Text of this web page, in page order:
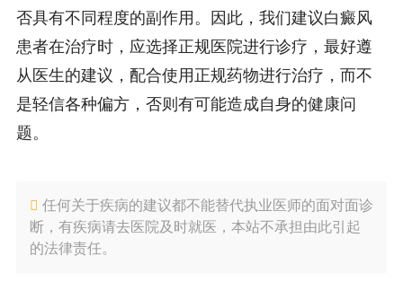
否具有不同程度的副作用。因此，我们建议白癜风
患者在治疗时，应选择正规医院进行诊疗，最好遵
从医生的建议，配合使用正规药物进行治疗，而不
是轻信各种偏方，否则有可能造成自身的健康问
题。
任何关于疾病的建议都不能替代执业医师的面对面诊
断，有疾病请去医院及时就医，本站不承担由此引起
的法律责任。